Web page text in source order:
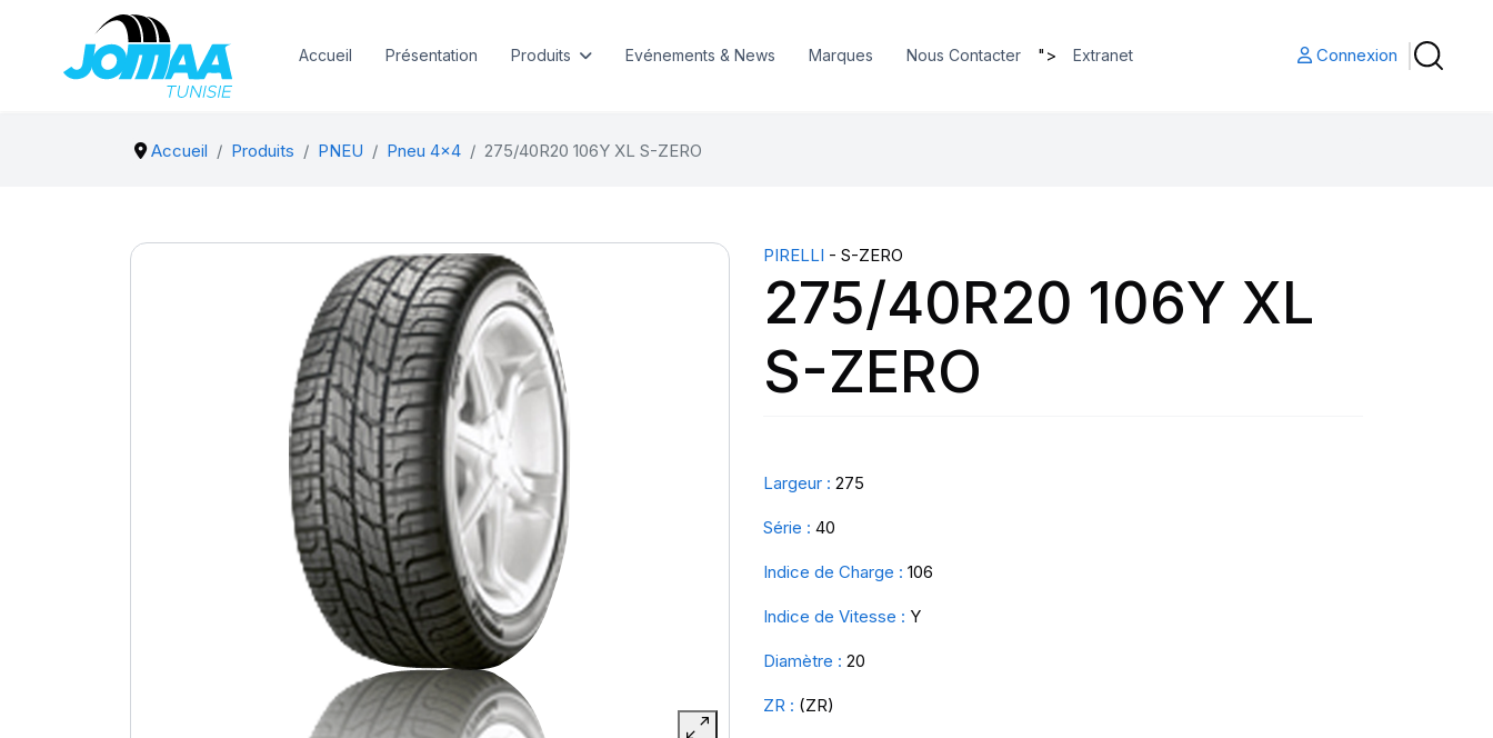
Accueil Présentation Produits Evénements & News Marques Nous Contacter "> Extranet Connexion
Accueil Produits PNEU Pneu 4x4 275/40R20 106Y XL S-ZERO
PIRELLI - S-ZERO
275/40R20 106Y XL
S-ZERO
Largeur : 275
Série : 40
Indice de Charge : 106
Indice de Vitesse : Y
Diamètre : 20
ZR : (ZR)